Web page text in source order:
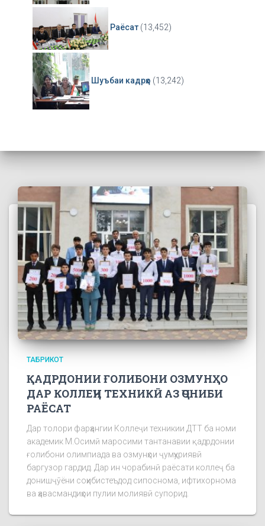
Раёсат (13,452)
Шуъбаи кадрҳо (13,242)
ТАБРИКОТ
ҚАДРДОНИИ ҒОЛИБОНИ ОЗМУНҲО
ДАР КОЛЛЕҶИ ТЕХНИКӢ АЗ ҶОНИБИ
РАЁСАТ
Дар толори фарҳангии Коллеҷи техникии ДТТ ба номи
академик М.Осимӣ маросими тантанавии қадрдонии
ғолибони олимпиада ва озмунҳои ҷумҳуриявӣ
баргузор гардид. Дар ин чорабинӣ раёсати коллеҷ ба
донишҷӯёни соҳибистеъдод сипоснома, ифтихорнома
ва ҳавасмандиҳои пулии молиявӣ супорид.